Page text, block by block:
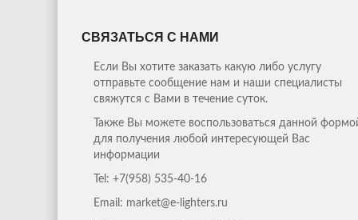
25Строй. Здесь нам сделали все просто
В 25Строй мы обратились доделать наш
не закончится. Ребята из 25 Строй,
Только начинаю работать с компанией 25Строй
СВЯЗАТЬСЯ С НАМИ
Если Вы хотите заказать какую либо услугу
отправьте сообщение нам и наши специалисты
свяжутся с Вами в течение суток.
Также Вы можете воспользоваться данной
для получения любой интересующей Вас
информации
Tel: +7(958) 535-40-16
Email: market@e-lighters.ru